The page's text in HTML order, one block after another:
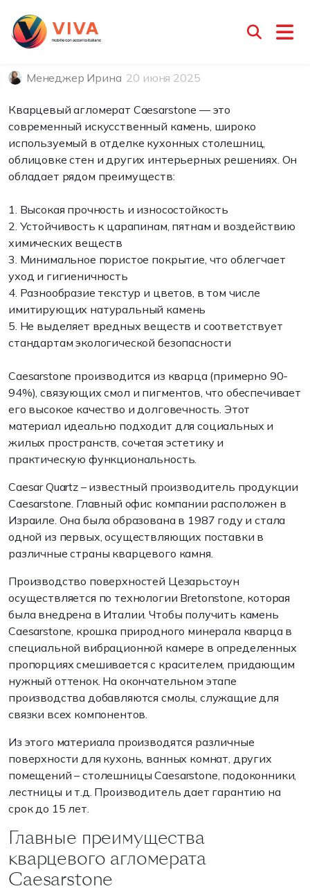
Кварцевый агломерат
Caesarstone
Менеджер Ирина 20 июня 2025
Кварцевый агломерат Caesarstone — это
современный искусственный камень, широко
используемый в отделке кухонных столешниц,
облицовке стен и других интерьерных решениях. Он
обладает рядом преимуществ:
1. Высокая прочность и износостойкость
2. Устойчивость к царапинам, пятнам и воздействию
химических веществ
3. Минимальное пористое покрытие, что облегчает
уход и гигиеничность
4. Разнообразие текстур и цветов, в том числе
имитирующих натуральный камень
5. Не выделяет вредных веществ и соответствует
стандартам экологической безопасности
Caesarstone производится из кварца (примерно 90-
94%), связующих смол и пигментов, что обеспечивает
его высокое качество и долговечность. Этот
материал идеально подходит для социальных и
жилых пространств, сочетая эстетику и
практическую функциональность.
Caesar Quartz – известный производитель продукции
Caesarstone. Главный офис компании расположен в
Израиле. Она была образована в 1987 году и стала
одной из первых, осуществляющих поставки в
различные страны кварцевого камня.
Производство поверхностей Цезарьстоун
осуществляется по технологии Bretonstone, которая
была внедрена в Италии. Чтобы получить камень
Caesarstone, крошка природного минерала кварца в
специальной вибрационной камере в определенных
пропорциях смешивается с красителем, придающим
нужный оттенок. На окончательном этапе
производства добавляются смолы, служащие для
связки всех компонентов.
Из этого материала производятся различные
поверхности для кухонь, ванных комнат, других
помещений – столешницы Caesarstone, подоконники,
лестницы и т.д. Производитель дает гарантию на
срок до 15 лет.
Главные преимущества
кварцевого агломерата
Caesarstone